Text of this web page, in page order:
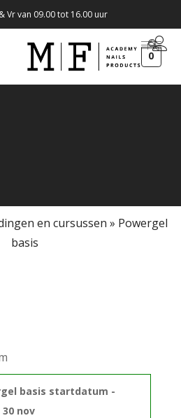
Vr van 09.00 tot 16.00 uur
0
en cursussen » Powergel
basis
basis startdatum -
nov